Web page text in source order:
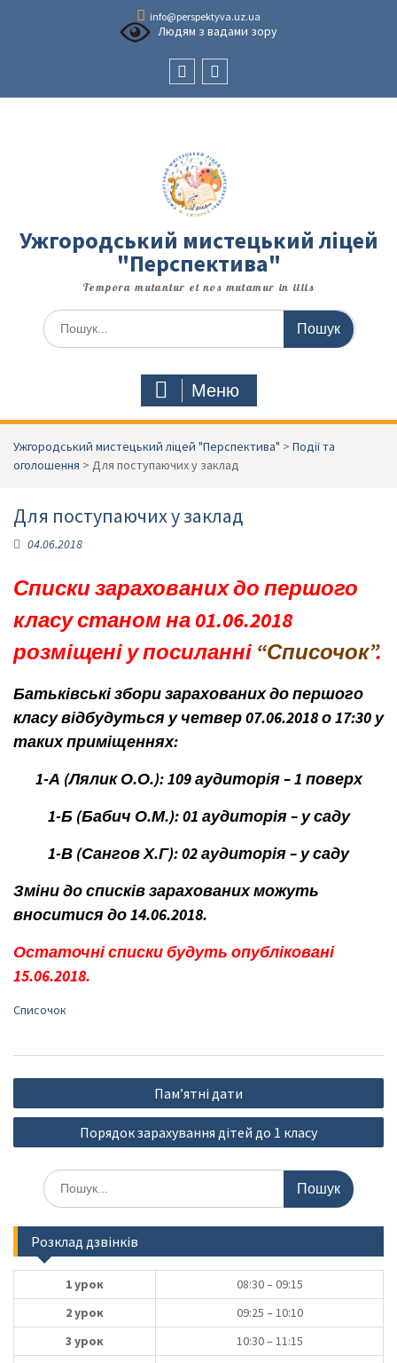
info@perspektyva.uz.ua
Людям з вадами зору
Ужгородський мистецький ліцей
"Перспектива"
Tempora mutantur et nos mutamur in illis
Шукати:
Меню
Ужгородський мистецький ліцей "Перспектива" > Події та
оголошення > Для поступаючих у заклад
Для поступаючих у заклад
04.06.2018
Списки зарахованих до першого
класу станом на 01.06.2018
розміщеніу посиланні “Списочок”.
Батьківські збори зарахованих до першого
класу відбудуться у четвер 07.06.2018 о 17:30 у
таких приміщеннях:
1-А (Лялик О.О.): 109 аудиторія – 1 поверх
1-Б (Бабич О.М.): 01 аудиторія – у саду
1-В (Сангов Х.Г): 02 аудиторія – у саду
Зміни до списків зарахованих можуть
вноситися до 14.06.2018.
Остаточні списки будуть опубліковані
15.06.2018.
Списочок
Навігація
записів
Пам’ятні дати
Порядок зарахування дітей до 1 класу
Шукати:
Розклад дзвінків
1 урок
08:30 – 09:15
2 урок
09:25 – 10:10
3 урок
10:30 – 11:15